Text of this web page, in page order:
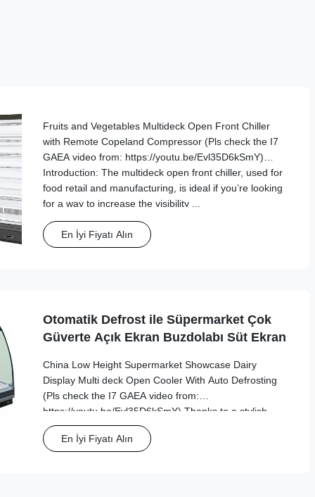
Fruits and Vegetables Multideck Open Front Chiller
with Remote Copeland Compressor (Pls check the I7
GAEA video from: https://youtu.be/Evl35D6kSmY)
Introduction: The multideck open front chiller, used for
food retail and manufacturing, is ideal if you’re looking
for a way to increase the visibility ...
En İyi Fiyatı Alın
Otomatik Defrost ile Süpermarket Çok
Güverte Açık Ekran Buzdolabı Süt Ekran
China Low Height Supermarket Showcase Dairy
Display Multi deck Open Cooler With Auto Defrosting
(Pls check the I7 GAEA video from:
https://youtu.be/Evl35D6kSmY) Thanks to a stylish,
modern design, this I7 GAEA L remote multideck chiller
offers outstanding visual appeal, as well as high
En İyi Fiyatı Alın